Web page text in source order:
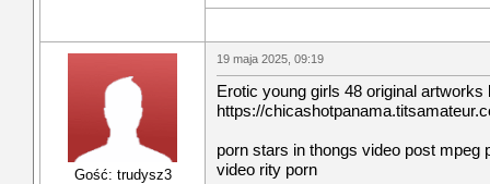
Gość: trudysz3
19 maja 2025, 09:19
Erotic young girls 48 original artworks
https://
porn stars in thongs video post mpeg
video rity porn